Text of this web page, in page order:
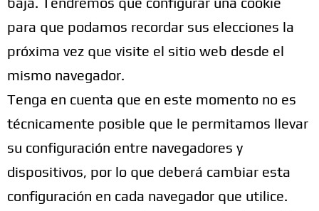
para que podamos recordar sus elecciones la
próxima vez que visite el sitio web desde el
mismo navegador.
Tenga en cuenta que en este momento no es
técnicamente posible que le permitamos llevar
su configuración entre navegadores y
dispositivos, por lo que deberá cambiar esta
configuración en cada navegador que utilice.